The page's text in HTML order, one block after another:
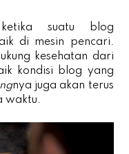
suatu blog
di mesin pencari.
kesehatan dari
kondisi blog yang
nya juga akan terus
waktu.